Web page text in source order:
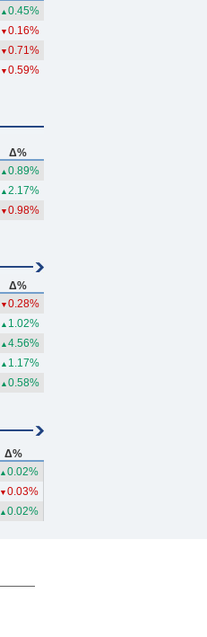
▲ 0.45%
▼ 0.16%
▼ 0.71%
▼ 0.59%
Δ%
▲ 0.89%
▲ 2.17%
▼ 0.98%
Δ%
▼ 0.28%
▲ 1.02%
▲ 4.56%
▲ 1.17%
▲ 0.58%
Δ%
▲ 0.02%
▼ 0.03%
▲ 0.02%